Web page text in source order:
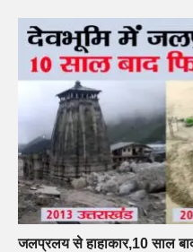
जलप्रलय से हाहाकार,10 साल